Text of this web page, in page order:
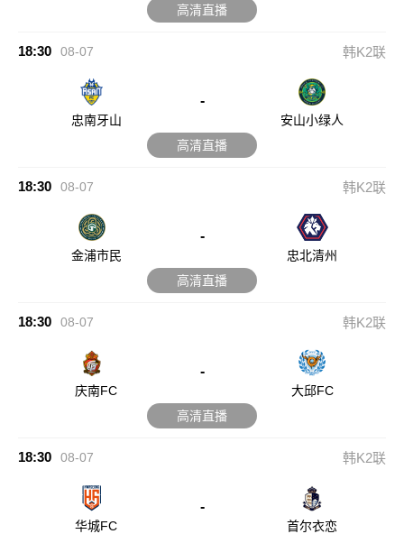
高清直播
18:30 08-07 韩K2联
忠南牙山
-
安山小绿人
高清直播
18:30 08-07 韩K2联
金浦市民
-
忠北清州
高清直播
18:30 08-07 韩K2联
庆南FC
-
大邱FC
高清直播
18:30 08-07 韩K2联
华城FC
-
首尔衣恋